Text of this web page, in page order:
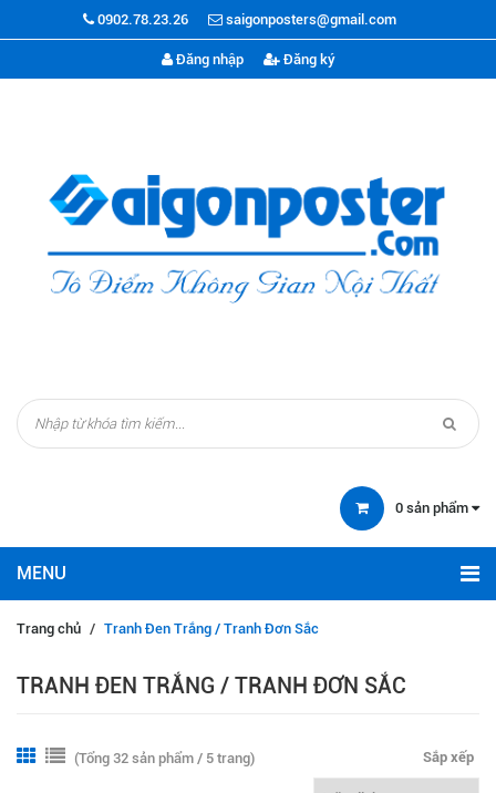
0902.78.23.26 saigonposters@gmail.com
Đăng nhập Đăng ký
0 sản phẩm
Trang chủ / Tranh Đen Trắng / Tranh Đơn Sắc
TRANH ĐEN TRẮNG / TRANH ĐƠN SẮC
(Tổng 32 sản phẩm / 5 trang) Sắp xếp